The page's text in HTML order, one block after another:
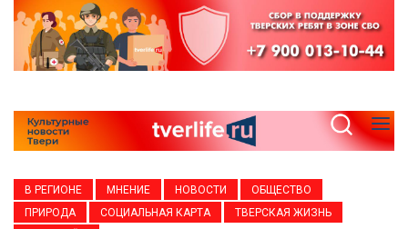
В РЕГИОНЕ МНЕНИЕ НОВОСТИ
ОБЩЕСТВО
ПРИРОДА
СОЦИАЛЬНАЯ КАРТА
ТВЕРСКАЯ ЖИЗНЬ